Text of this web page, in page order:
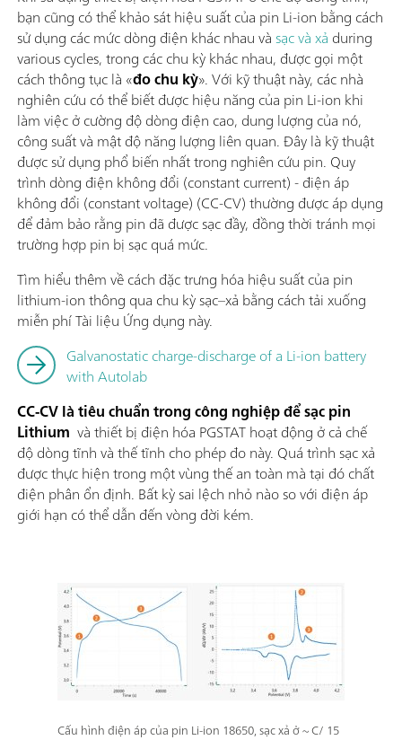
bạn cũng có thể khảo sát hiệu suất của pin Li-ion bằng cách
sử dụng các mức dòng điện khác nhau vàsạc và xả during
various cycles, trong các chu kỳ khác nhau, được gọi một
cách thông tục là «đo chu kỳ». Với kỹ thuật này, các nhà
nghiên cứu có thể biết được hiệu năng của pin Li-ion khi
làm việc ở cường độ dòng điện cao, dung lượng của nó,
công suất và mật độ năng lượng liên quan. Đây là kỹ thuật
được sử dụng phổ biến nhất trong nghiên cứu pin. Quy
trình dòng điện không đổi (constant current) - điện áp
không đổi (constant voltage) (CC-CV) thường được áp dụng
để đảm bảo rằng pin đã được sạc đầy, đồng thời tránh mọi
trường hợp pin bị sạc quá mức.
Tìm hiểu thêm về cách đặc trưng hóa hiệu suất của pin
lithium-ion thông qua chu kỳ sạc–xả bằng cách tải xuống
miễn phí Tài liệu Ứng dụng này.
Galvanostatic charge-discharge of a Li-ion battery
with Autolab
CC-CV là tiêu chuẩn trong công nghiệp để sạc pin
Lithium và thiết bị điện hóa PGSTAT hoạt động ở cả chế
độ dòng tĩnh và thế tĩnh cho phép đo này. Quá trình sạc xả
được thực hiện trong một vùng thế an toàn mà tại đó chất
điện phân ổn định. Bất kỳ sai lệch nhỏ nào so với điện áp
giới hạn có thể dẫn đến vòng đời kém.
Cấu hình điện áp của pin Li-ion 18650, sạc xả ở ~ C/ 15